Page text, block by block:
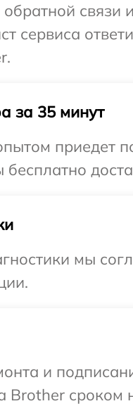
связи
сервиса
за 35 минут
приедет
мы
и
Brother сроком